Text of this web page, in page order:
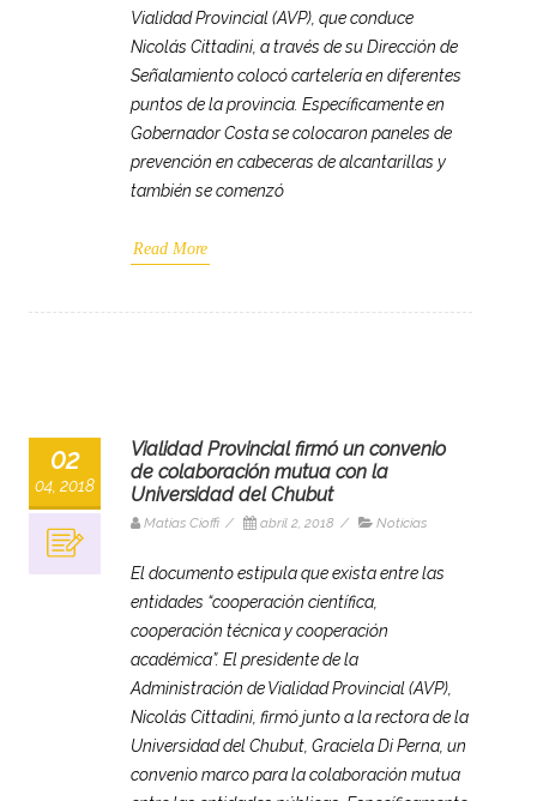
Vialidad Provincial (AVP), que conduce
Nicolás Cittadini, a través de su Dirección de
Señalamiento colocó cartelería en diferentes
puntos de la provincia. Específicamente en
Gobernador Costa se colocaron paneles de
prevención en cabeceras de alcantarillas y
también se comenzó
Read More
02
04, 2018
Vialidad Provincial firmó un convenio
de colaboración mutua con la
Universidad del Chubut
Matias Cioffi / abril 2, 2018 / Noticias
El documento estipula que exista entre las
entidades “cooperación científica,
cooperación técnica y cooperación
académica”. El presidente de la
Administración de Vialidad Provincial (AVP),
Nicolás Cittadini, firmó junto a la rectora de la
Universidad del Chubut, Graciela Di Perna, un
convenio marco para la colaboración mutua